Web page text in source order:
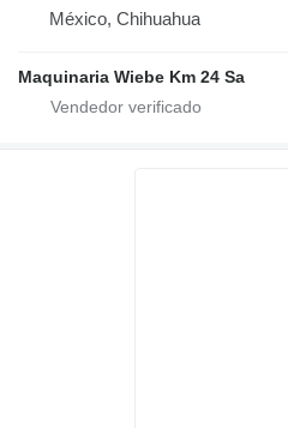
México, Chihuahua
Maquinaria Wiebe Km 24 Sa